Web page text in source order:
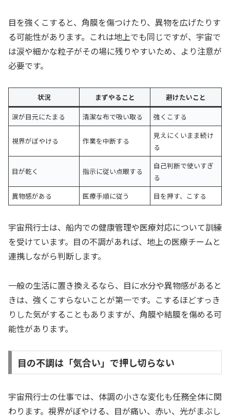
目を強くこすると、角膜を傷つけたり、異物を広げたりす
る可能性があります。これは地上でも同じですが、宇宙で
は涙や細かな粒子がその場に残りやすいため、より注意が
必要です。
状況 まずやること
避けたいこと
涙が目元にたまる
清潔な布で吸い取る 強くこする
視界がぼやける 作業を中断する
見えにくいまま続け
る
目が乾く 指示に従い点眼する
自己判断で使いすぎ
る
異物感がある
医療手順に従う 目を押す、こする
宇宙飛行士は、船内での健康管理や医療対応について訓練
を受けています。目の不調があれば、地上の医療チームと
連携しながら判断します。
一般の生活に置き換えるなら、目に水分や異物感があると
きは、強くこすらないことが第一です。こするほどすっき
りした気がすることもありますが、角膜や結膜を傷める可
能性があります。
目の不調は「気合い」で押し切らない
宇宙飛行士の仕事では、体調の小さな変化も任務全体に関
わります。視界がぼやける、目が痛い、赤い、光がまぶし